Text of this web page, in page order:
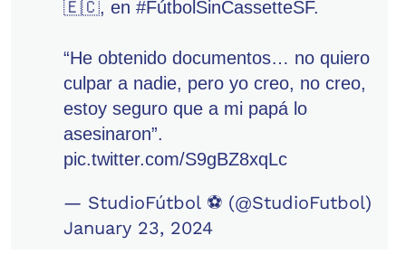
🇪🇨, en #FútbolSinCassetteSF.
“He obtenido documentos… no quiero
culpar a nadie, pero yo creo, no creo,
estoy seguro que a mi papá lo
asesinaron”.
pic.twitter.com/S9gBZ8xqLc
— StudioFútbol ⚽ (@StudioFutbol)
January 23, 2024